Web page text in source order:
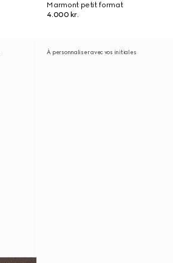
Marmont petit format
4.000 kr.
À personnaliser avec vos initiales